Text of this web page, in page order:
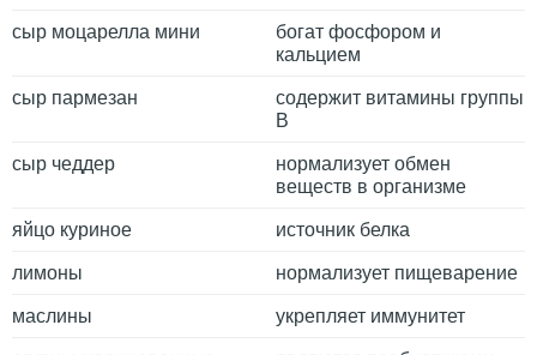
сыр моцарелла мини
богат фосфором и
кальцием
сыр пармезан
содержит витамины группы
B
сыр чеддер
нормализует обмен
веществ в организме
яйцо куриное источник белка
лимоны нормализует пищеварение
маслины укрепляет иммунитет